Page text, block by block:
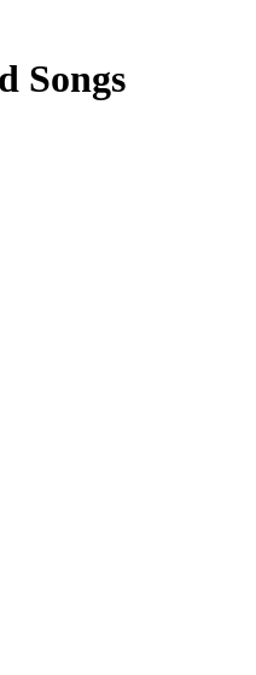
Songs